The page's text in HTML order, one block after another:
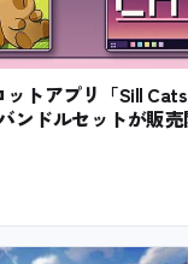
トアプリ「Sill
ンドルセットが販